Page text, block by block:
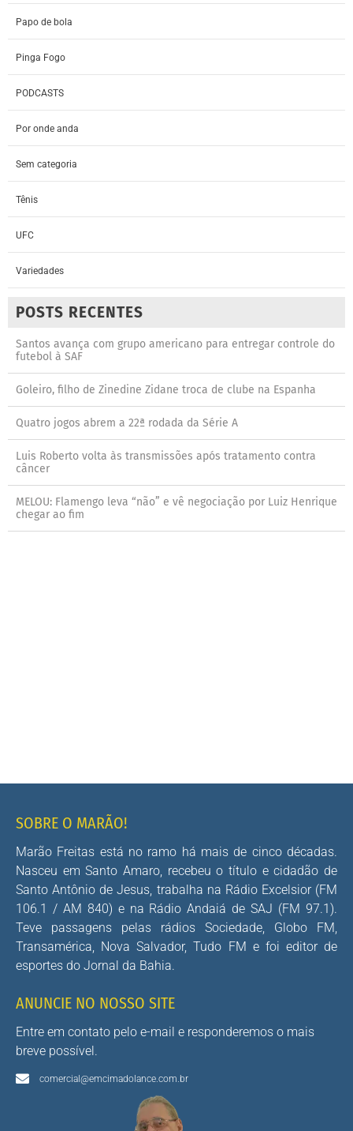
Papo de bola
Pinga Fogo
PODCASTS
Por onde anda
Sem categoria
Tênis
UFC
Variedades
POSTS RECENTES
Santos avança com grupo americano para entregar controle do
futebol à SAF
Goleiro, filho de Zinedine Zidane troca de clube na Espanha
Quatro jogos abrem a 22ª rodada da Série A
Luis Roberto volta às transmissões após tratamento contra
câncer
MELOU: Flamengo leva “não” e vê negociação por Luiz Henrique
chegar ao fim
SOBRE O MARÃO!
Marão Freitas está no ramo há mais de cinco décadas.
Nasceu em Santo Amaro, recebeu o título e cidadão de
Santo Antônio de Jesus, trabalha na Rádio Excelsior (FM
106.1 / AM 840) e na Rádio Andaiá de SAJ (FM 97.1).
Teve passagens pelas rádios Sociedade, Globo FM,
Transamérica, Nova Salvador, Tudo FM e foi editor de
esportes do Jornal da Bahia.
ANUNCIE NO NOSSO SITE
Entre em contato pelo e-mail e responderemos o mais
breve possível.
comercial@emcimadolance.com.br